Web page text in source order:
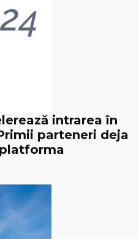
intrarea în
parteneri deja